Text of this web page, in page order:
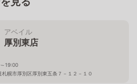
アベイル
厚別東店
19:00
札幌市厚別区厚別東五条７－１２－１０